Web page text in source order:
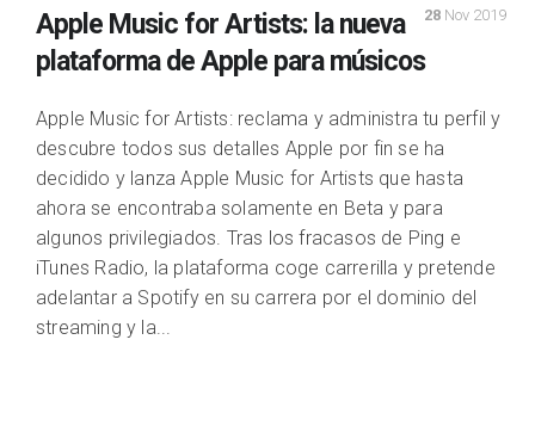
28 Nov 2019
Apple Music for Artists: la nueva
plataforma de Apple para músicos
Apple Music for Artists: reclama y administra tu perfil y
descubre todos sus detalles Apple por fin se ha
decidido y lanza Apple Music for Artists que hasta
ahora se encontraba solamente en Beta y para
algunos privilegiados. Tras los fracasos de Ping e
iTunes Radio, la plataforma coge carrerilla y pretende
adelantar a Spotify en su carrera por el dominio del
streaming y la...